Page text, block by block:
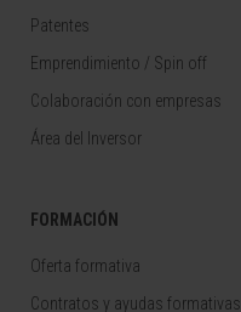
Patentes
Emprendimiento / Spin off
Colaboración con empresas
Área del Inversor
FORMACIÓN
Oferta formativa
Contratos y ayudas formativas